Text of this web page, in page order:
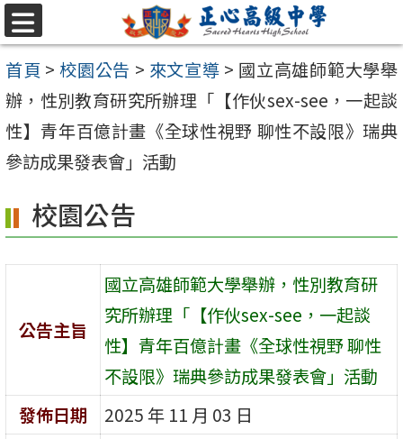
跳至主要內容區
選
單
首頁 > 校園公告 > 來文宣導 > 國立高雄師範大學舉
辦，性別教育研究所辦理「【作伙sex-see，一起談
性】青年百億計畫《全球性視野 聊性不設限》瑞典
參訪成果發表會」活動
校園公告
公告主旨
國立高雄師範大學舉辦，性別教育研
究所辦理「【作伙sex-see，一起談
性】青年百億計畫《全球性視野 聊性
不設限》瑞典參訪成果發表會」活動
發佈日期
2025 年 11 月 03 日